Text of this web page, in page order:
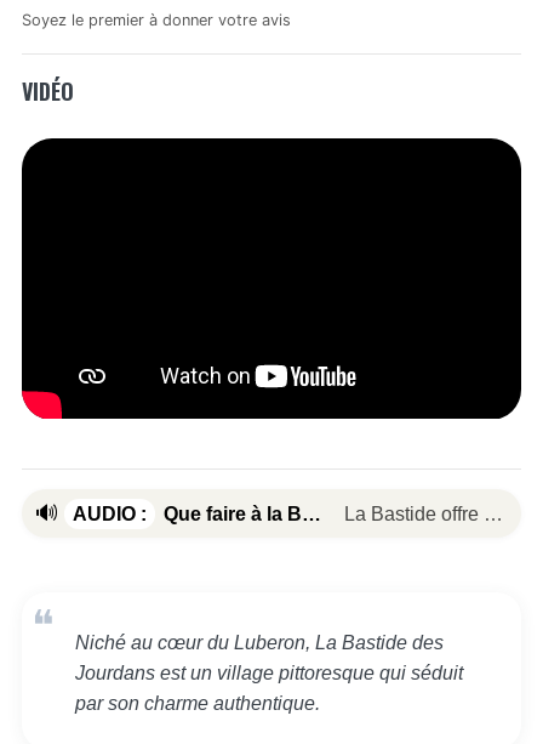
Soyez le premier à donner votre avis
VIDÉO
🔊 AUDIO : Que faire à la Bastide des Jourdans?
La Bastide offre un
Niché au cœur du Luberon, La Bastide des
Jourdans est un village pittoresque qui séduit
par son charme authentique.